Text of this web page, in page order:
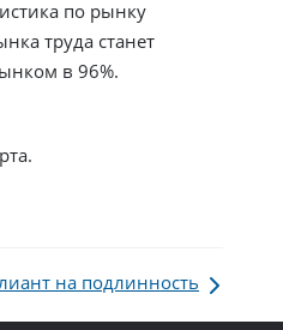
по рынку
труда станет
в 96%.
на подлинность